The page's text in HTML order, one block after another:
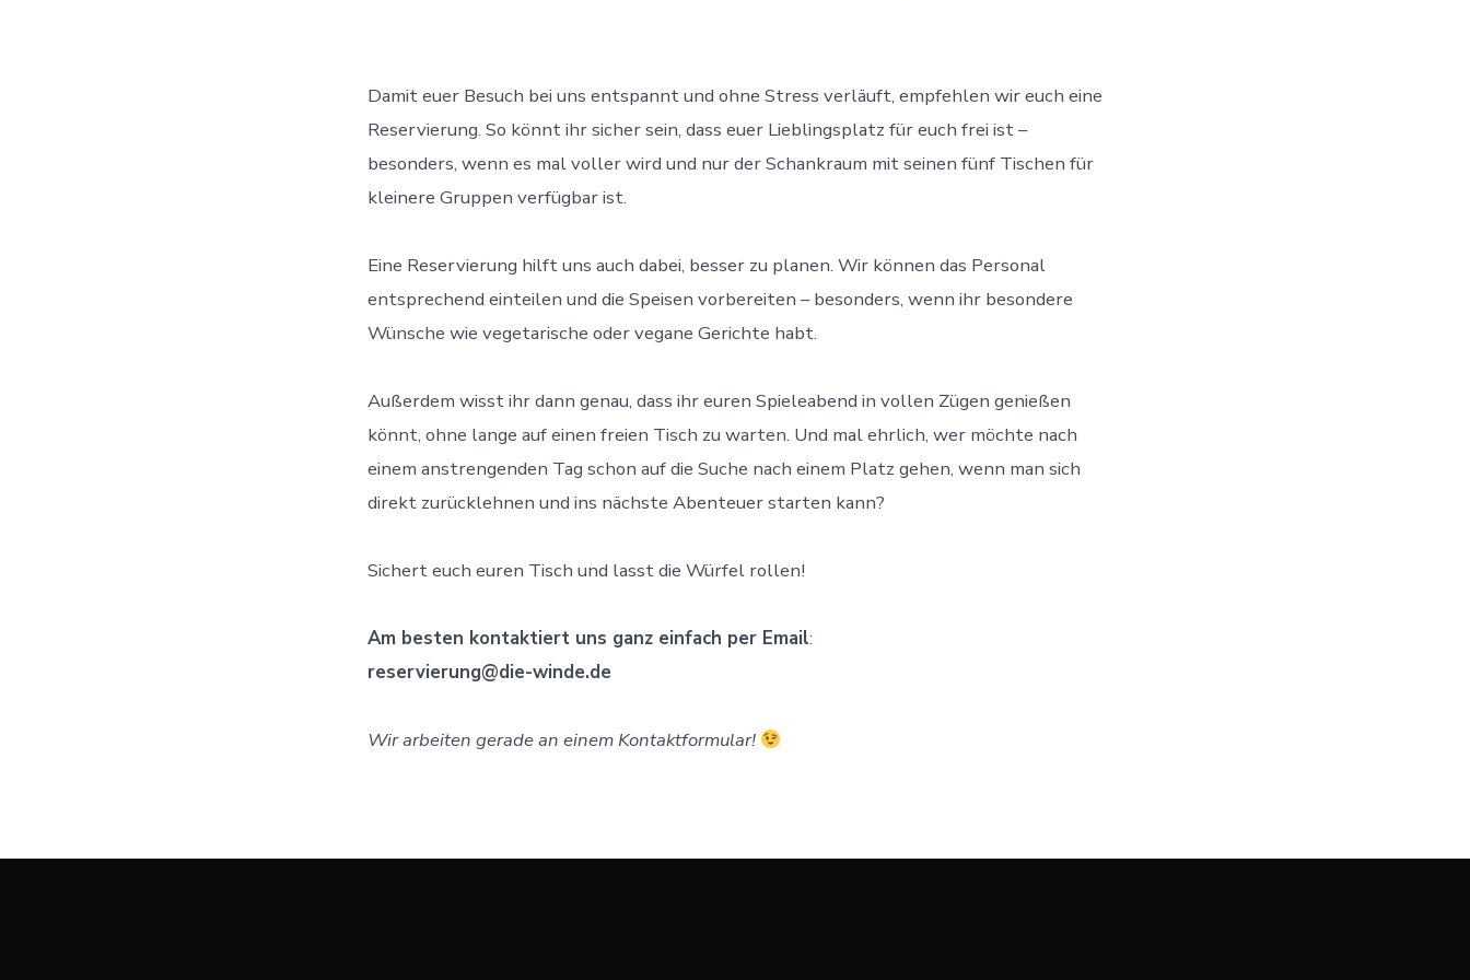
Damit euer Besuch bei uns entspannt und ohne Stress verläuft, empfehlen wir euch eine
Reservierung. So könnt ihr sicher sein, dass euer Lieblingsplatz für euch frei ist –
besonders, wenn es mal voller wird und nur der Schankraum mit seinen fünf Tischen für
kleinere Gruppen verfügbar ist.
Eine Reservierung hilft uns auch dabei, besser zu planen. Wir können das Personal
entsprechend einteilen und die Speisen vorbereiten – besonders, wenn ihr besondere
Wünsche wie vegetarische oder vegane Gerichte habt.
Außerdem wisst ihr dann genau, dass ihr euren Spieleabend in vollen Zügen genießen
könnt, ohne lange auf einen freien Tisch zu warten. Und mal ehrlich, wer möchte nach
einem anstrengenden Tag schon auf die Suche nach einem Platz gehen, wenn man sich
direkt zurücklehnen und ins nächste Abenteuer starten kann?
Sichert euch euren Tisch und lasst die Würfel rollen!
Am besten kontaktiert uns ganz einfach per Email:
reservierung@die-winde.de
Wir arbeiten gerade an einem Kontaktformular!